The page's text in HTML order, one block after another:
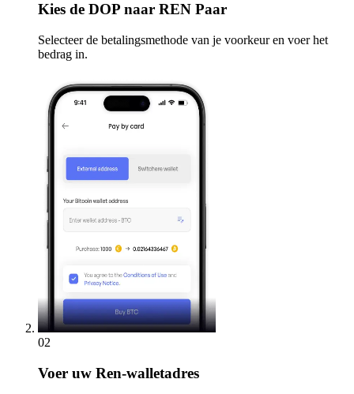
Kies de DOP naar REN Paar
Selecteer de betalingsmethode van je voorkeur en voer het
bedrag in.
02
Voer uw Ren-walletadres